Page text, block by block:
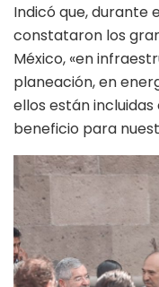
Indicó que, durante
constataron los
México, «en
planeación, en
ellos están
beneficio para